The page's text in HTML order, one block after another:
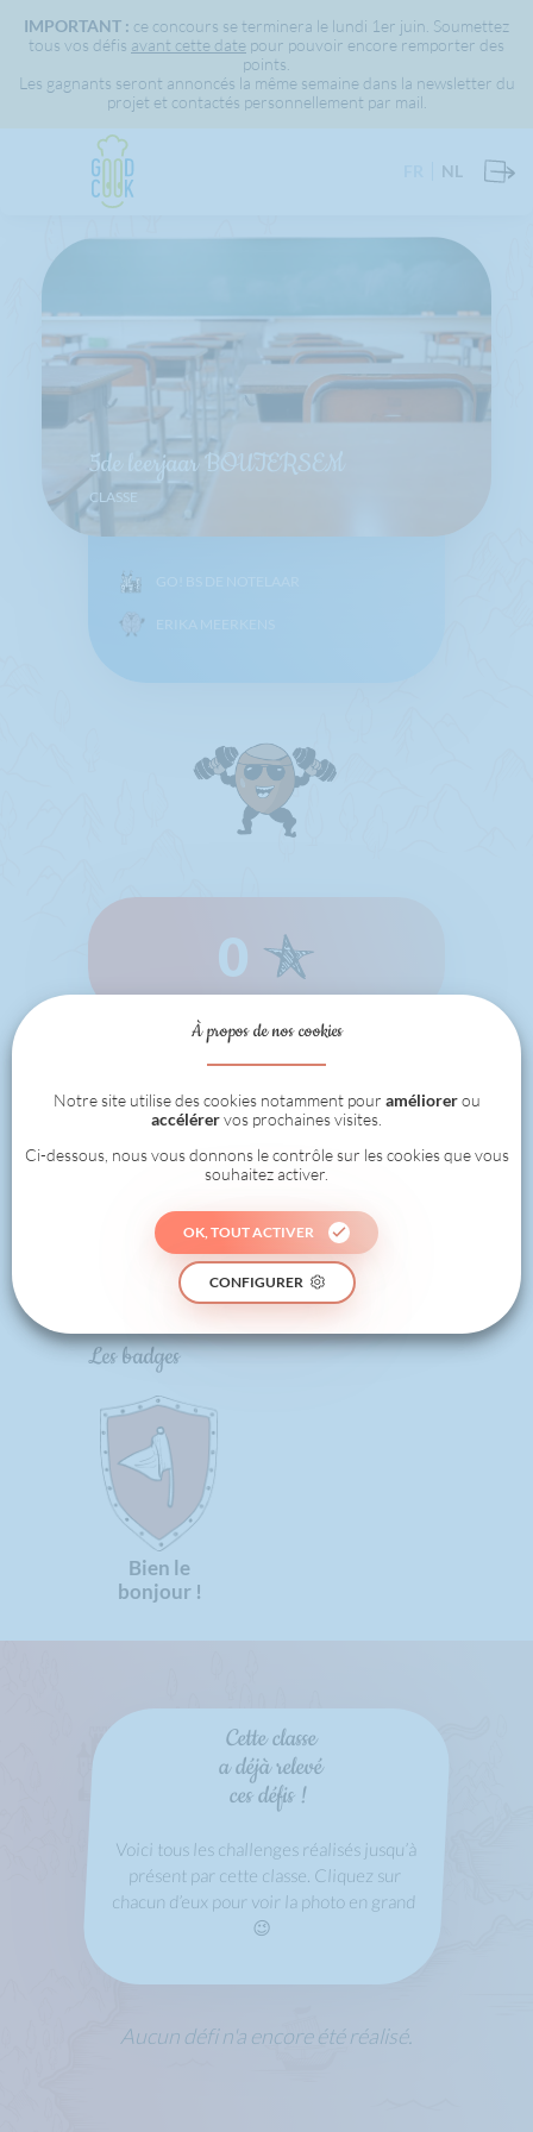
IMPORTANT : ce concours se terminera le lundi 1er juin. Soumettez
tous vos défis avant cette date pour pouvoir encore remporter des
points.
Les gagnants seront annoncés la même semaine dans la newsletter du
projet et contactés personnellement par mail.
NL
5de leerjaar BOUTERSEM
CLASSE
0
1
0
RÉALISÉ
Les badges
Bien le
bonjour !
Cette classe
a déjà relevé
ces défis !
Voici tous les challenges réalisés jusqu’à
présent par cette classe. Cliquez sur
chacun d’eux pour voir la photo en grand
😉
Aucun défi n'a encore été réalisé.
À propos de nos cookies
Notre site utilise des cookies notamment pour améliorerou
accélérervos prochaines visites.
Ci-dessous, nous vous donnons le contrôle sur les cookies que vous
souhaitez activer.
OK, TOUT ACTIVER
CONFIGURER